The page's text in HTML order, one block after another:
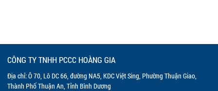
CÔNG TY TNHH PCCC HOÀNG GIA
Địa chỉ: Ô 70, Lô DC 66, đường NA5, KDC Việt Sing, Phường Thuận Giao,
Thành Phố Thuận An, Tỉnh Bình Dương